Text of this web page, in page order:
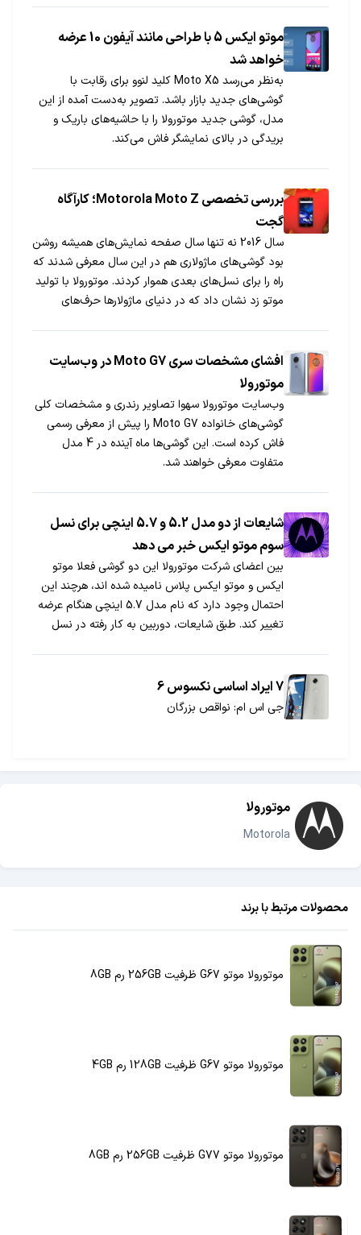
نسبی است و افراد با توجه به درآمد خود به یک دستگاه
لقب ارزان و یا گران بودن می‌دهند.
موتو ایکس 5 با طراحی مانند آیفون 10 عرضه
خواهد شد
به‌نظر می‌رسد Moto X5 کلید لنوو برای رقابت با
گوشی‌های جدید بازار باشد. تصویر به‌دست آمده از این
مدل، گوشی جدید موتورولا را با حاشیه‌های باریک و
بریدگی در بالای نمایشگر فاش می‌کند.
بررسی تخصصی Motorola Moto Z؛ کارآگاه
گجت
سال 2016 نه تنها سال صفحه نمایش‌های همیشه روشن
بود گوشی‌های ماژولاری هم در این سال معرفی شدند که
راه را برای نسل‌های بعدی هموار کردند. موتورولا با تولید
موتو زد نشان داد که در دنیای ماژولارها حرف‌های
افشای مشخصات سری Moto G7 در وب‌سایت
موتورولا
وب‌سایت موتورولا سهوا تصاویر رندری و مشخصات کلی
گوشی‌های خانواده Moto G7 را پیش از معرفی رسمی
فاش کرده است. این گوشی‌ها ماه آینده در 4 مدل
متفاوت معرفی خواهند شد.
شایعات از دو مدل 5.2 و 5.7 اینچی برای نسل
سوم موتو ایکس خبر می دهد
بین اعضای شرکت موتورولا این دو گوشی فعلا موتو
ایکس و موتو ایکس پلاس نامیده شده اند، هرچند این
احتمال وجود دارد که نام مدل 5.7 اینچی هنگام عرضه
تغییر کند. طبق شایعات، دوربین به کار رفته در نسل
که ظاهرا بهترین نمونه بین گوشی های موتو ایکس
7 ایراد اساسی نکسوس 6
جی اس ام: نواقص بزرگان
موتورولا
Motorola
محصولات مرتبط با برند
موتورولا موتو G67 ظرفیت 256GB رم 8GB
موتورولا موتو G67 ظرفیت 128GB رم 4GB
موتورولا موتو G77 ظرفیت 256GB رم 8GB